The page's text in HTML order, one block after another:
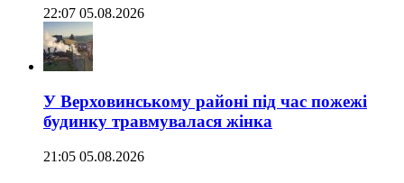
22:07 05.08.2026
У Верховинському районі під час пожежі
будинку травмувалася жінка
21:05 05.08.2026